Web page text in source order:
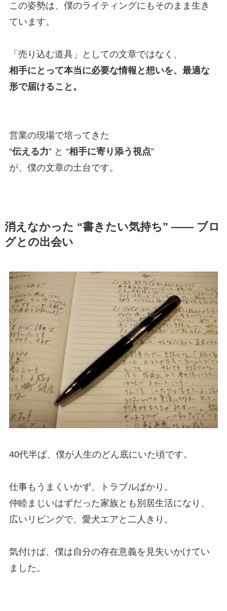
この姿勢は、僕のライティングにもそのまま生き
ています。
「売り込む道具」としての文章ではなく、
相手にとって本当に必要な情報と想いを、最適な
形で届けること。
営業の現場で培ってきた
“伝える力” と “相手に寄り添う視点”
が、僕の文章の土台です。
消えなかった “書きたい気持ち” —— ブロ
グとの出会い
40代半ば、僕が人生のどん底にいた頃です。
仕事もうまくいかず、トラブルばかり。
仲睦まじいはずだった家族とも別居生活になり、
広いリビングで、愛犬エアと二人きり。
気付けば、僕は自分の存在意義を見失いかけてい
ました。